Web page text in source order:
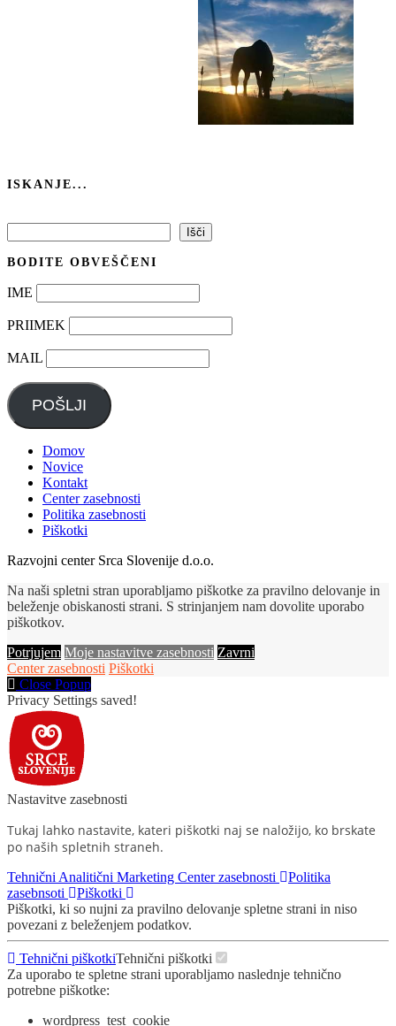
ISKANJE...
Išči
BODITE OBVEŠČENI
IME
PRIIMEK
MAIL
POŠLJI
Domov
Novice
Kontakt
Center zasebnosti
Politika zasebnosti
Piškotki
Razvojni center Srca Slovenije d.o.o.
Na naši spletni stran uporabljamo piškotke za pravilno delovanje in
beleženje obiskanosti strani. S strinjanjem nam dovolite uporabo
piškotkov.
Potrjujem Moje nastavitve zasebnosti Zavrni
Center zasebnosti Piškotki
Close Popup
Privacy Settings saved!
Nastavitve zasebnosti
Tukaj lahko nastavite, kateri piškotki naj se naložijo, ko brskate
po naših spletnih straneh.
Tehnični Analitični Marketing Center zasebnosti
Politika
zasebnsoti
Piškotki
Piškotki, ki so nujni za pravilno delovanje spletne strani in niso
povezani z beleženjem podatkov.
Tehnični piškotkiTehnični piškotki
Za uporabo te spletne strani uporabljamo naslednje tehnično
potrebne piškotke:
wordpress_test_cookie